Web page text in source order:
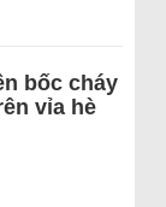
bốc cháy
vỉa hè